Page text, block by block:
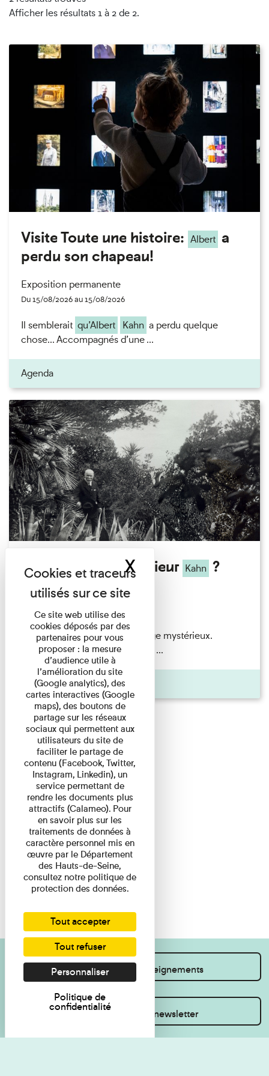
Afficher les résultats 1 à 2 de 2.
Visite Toute une histoire: Albert a
perdu son chapeau!
Exposition permanente
Du 15/08/2026 au 15/08/2026
Il semblerait qu’Albert Kahn a perdu quelque
chose... Accompagnés d’une ...
Agenda
Qui êtes-vous Monsieur Kahn ?
Exposition permanente
Du 15/08/2026 au 15/08/2026
Albert Kahnest un personnage mystérieux.
Banquier d'origine modeste, il a ...
Agenda
Je souhaite des renseignements
Inscrivez-vous à la newsletter
Ce site web utilise des
cookies déposés par des
partenaires pour vous
proposer : la mesure
d’audience utile à
l’amélioration du site
(Google analytics), des
cartes interactives (Google
maps), des boutons de
partage sur les réseaux
sociaux qui permettent aux
utilisateurs du site de
faciliter le partage de
contenu (Facebook, Twitter,
Instagram, Linkedin), un
service permettant de
rendre les documents plus
attractifs (Calameo). Pour
en savoir plus sur les
traitements de données à
caractère personnel mis en
œuvre par le Département
des Hauts-de-Seine,
consultez notre politique de
protection des données.
Tout accepter
Tout refuser
Personnaliser
Politique de
confidentialité
XMasquer le